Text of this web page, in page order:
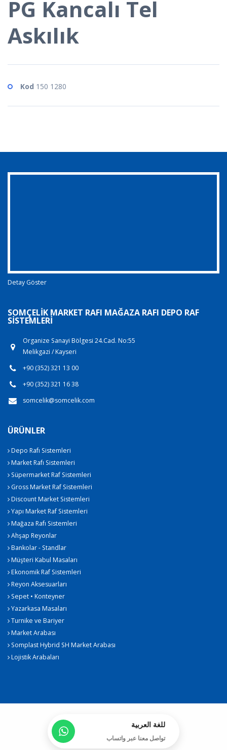
PG Kancalı Tel
Askılık
Kod 150 1280
Detay Göster
SOMÇELIK MARKET RAFI MAĞAZA RAFI DEPO RAF
SISTEMLERI
Organize Sanayi Bölgesi 24.Cad. No:55
Melikgazi / Kayseri
+90 (352) 321 13 00
+90 (352) 321 16 38
somcelik@somcelik.com
ÜRÜNLER
Depo Rafı Sistemleri
Market Rafı Sistemleri
Süpermarket Raf Sistemleri
Gross Market Raf Sistemleri
Discount Market Sistemleri
Yapı Market Raf Sistemleri
Mağaza Rafı Sistemleri
Ahşap Reyonlar
Bankolar - Standlar
Müşteri Kabul Masaları
Ekonomik Raf Sistemleri
Reyon Aksesuarları
Sepet • Konteyner
Yazarkasa Masaları
Turnike ve Bariyer
Market Arabası
Somplast Hybrid SH Market Arabası
Lojistik Arabaları
للغة العربية
تواصل معنا عبر واتساب